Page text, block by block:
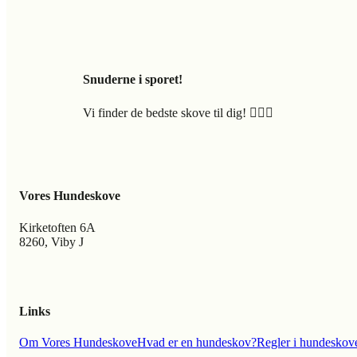
Snuderne i sporet!
Vi finder de bedste skove til dig! 🐕‍🦺🍃
Vores Hundeskove
Kirketoften 6A
8260, Viby J
Links
Om Vores HundeskoveHvad er en hundeskov?Regler i